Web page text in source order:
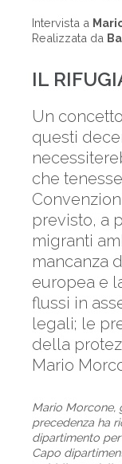
Intervista a
Realizzata da
IL
Un
questi
che
previsto, a
migranti
mancanza
europea e
flussi in
legali; le
della
Mario
Mario Morcone,
precedenza ha
dipartimento
Capo